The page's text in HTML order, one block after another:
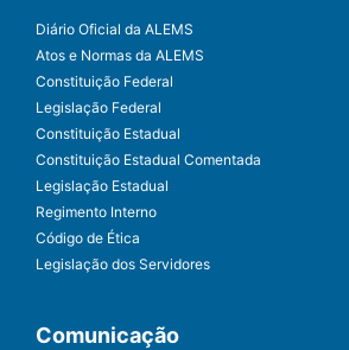
Diário Oficial da ALEMS
Atos e Normas da ALEMS
Constituição Federal
Legislação Federal
Constituição Estadual
Constituição Estadual Comentada
Legislação Estadual
Regimento Interno
Código de Ética
Legislação dos Servidores
Comunicação